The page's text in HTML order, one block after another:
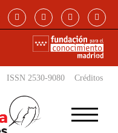
ISSN 2530-9080 Créditos